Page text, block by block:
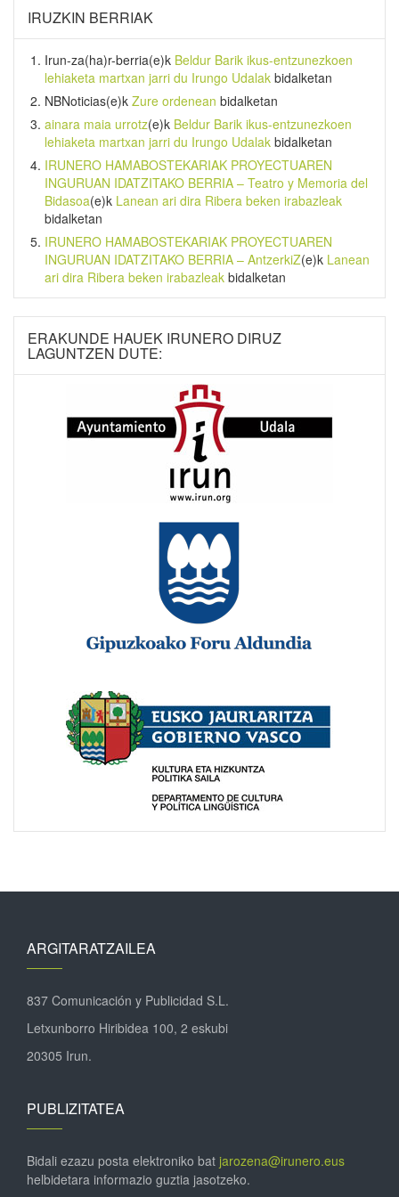
IRUZKIN BERRIAK
Irun-za(ha)r-berria(e)k Beldur Barik ikus-entzunezkoen
lehiaketa martxan jarri du Irungo Udalak bidalketan
NBNoticias(e)k Zure ordenean bidalketan
ainara maia urrotz(e)k Beldur Barik ikus-entzunezkoen
lehiaketa martxan jarri du Irungo Udalak bidalketan
IRUNERO HAMABOSTEKARIAK PROYECTUAREN
INGURUAN IDATZITAKO BERRIA – Teatro y Memoria del
Bidasoa(e)k Lanean ari dira Ribera beken irabazleak
bidalketan
IRUNERO HAMABOSTEKARIAK PROYECTUAREN
INGURUAN IDATZITAKO BERRIA – AntzerkiZ(e)k Lanean
ari dira Ribera beken irabazleak bidalketan
ERAKUNDE HAUEK IRUNERO DIRUZ
LAGUNTZEN DUTE:
ARGITARATZAILEA
837 Comunicación y Publicidad S.L.
Letxunborro Hiribidea 100, 2 eskubi
20305 Irun.
PUBLIZITATEA
Bidali ezazu posta elektroniko bat jarozena@irunero.eus
helbidetara informazio guztia jasotzeko.